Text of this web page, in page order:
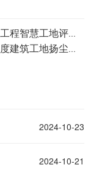
上一篇：厦门住建局印发厦门市房屋市政工程智慧工地评价指引通知
下一篇：商丘市住建局多措并举打好一季度建筑工地扬尘治理攻坚战
2024-10-23
2024-10-21